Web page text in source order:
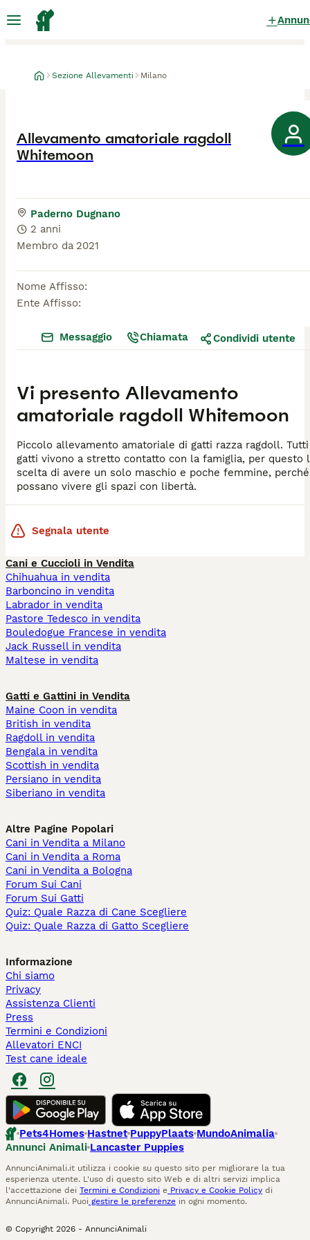
Sezione Allevamenti Milano
Allevamento amatoriale ragdoll
Whitemoon
Paderno Dugnano
2 anni
Membro da 2021
Nome Affisso:
Ente Affisso:
Vi presento Allevamento
amatoriale ragdoll Whitemoon
Messaggio Chiamata Condividi utente
Piccolo allevamento amatoriale di gatti razza ragdoll.
gatti vivono a stretto contatto con la famiglia, per questo
scelta di avere un solo maschio e poche femmine, perché
possano vivere gli spazi con libertà.
Segnala utente
Cani e Cuccioli in Vendita
Chihuahua in vendita
Barboncino in vendita
Labrador in vendita
Pastore Tedesco in vendita
Bouledogue Francese in vendita
Jack Russell in vendita
Maltese in vendita
Gatti e Gattini in Vendita
Maine Coon in vendita
British in vendita
Ragdoll in vendita
Bengala in vendita
Scottish in vendita
Persiano in vendita
Siberiano in vendita
Altre Pagine Popolari
Cani in Vendita a Milano
Cani in Vendita a Roma
Cani in Vendita a Bologna
Forum Sui Cani
Forum Sui Gatti
Quiz: Quale Razza di Cane Scegliere
Quiz: Quale Razza di Gatto Scegliere
Informazione
Chi siamo
Privacy
Assistenza Clienti
Press
Termini e Condizioni
Allevatori ENCI
Test cane ideale
Pets4Homes Hastnet PuppyPlaats MundoAnimalia
Annunci Animali Lancaster Puppies
AnnunciAnimali.it utilizza i cookie su questo sito per migliorare la tua
esperienza utente. L'uso di questo sito Web e di altri servizi implica
l'accettazione dei Termini e Condizioni e Privacy e Cookie Policy di
AnnunciAnimali. Puoi gestire le preferenze in ogni momento.
© Copyright 2026 - AnnunciAnimali